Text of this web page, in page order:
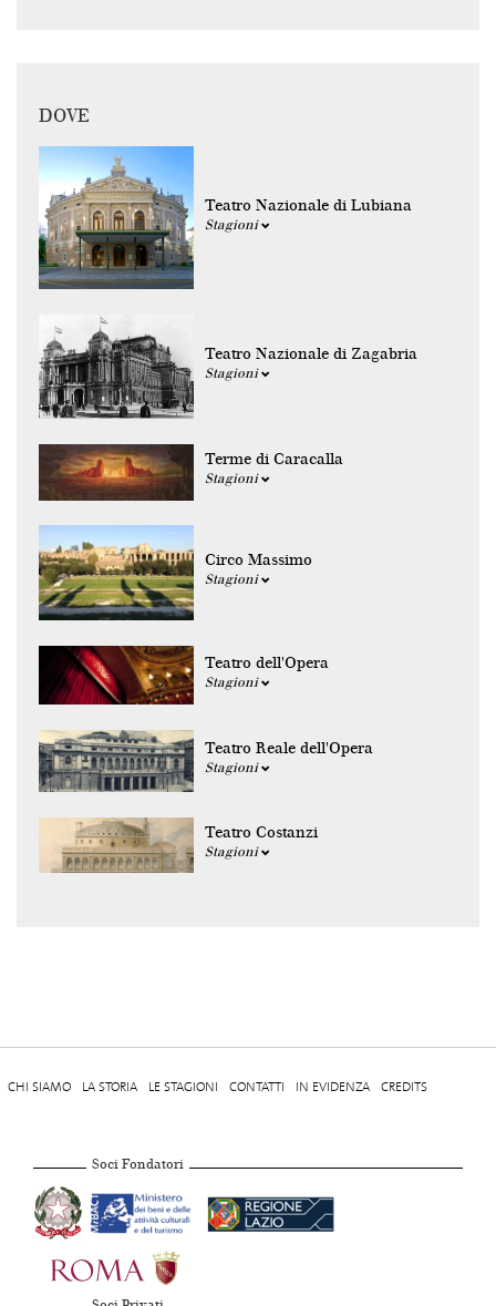
DOVE
Teatro Nazionale di Lubiana
Stagioni
Teatro Nazionale di Zagabria
Stagioni
Terme di Caracalla
Stagioni
Circo Massimo
Stagioni
Teatro dell'Opera
Stagioni
Teatro Reale dell'Opera
Stagioni
Teatro Costanzi
Stagioni
CHI SIAMO LA STORIA LE STAGIONI CONTATTI IN EVIDENZA CREDITS
Soci Fondatori